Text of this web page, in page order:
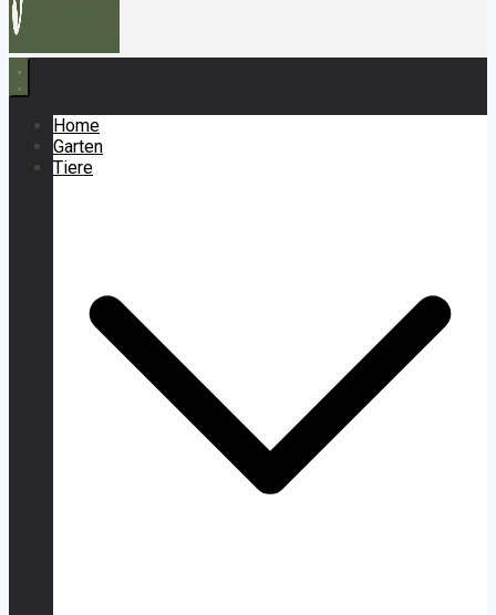
Home
Garten
Tiere